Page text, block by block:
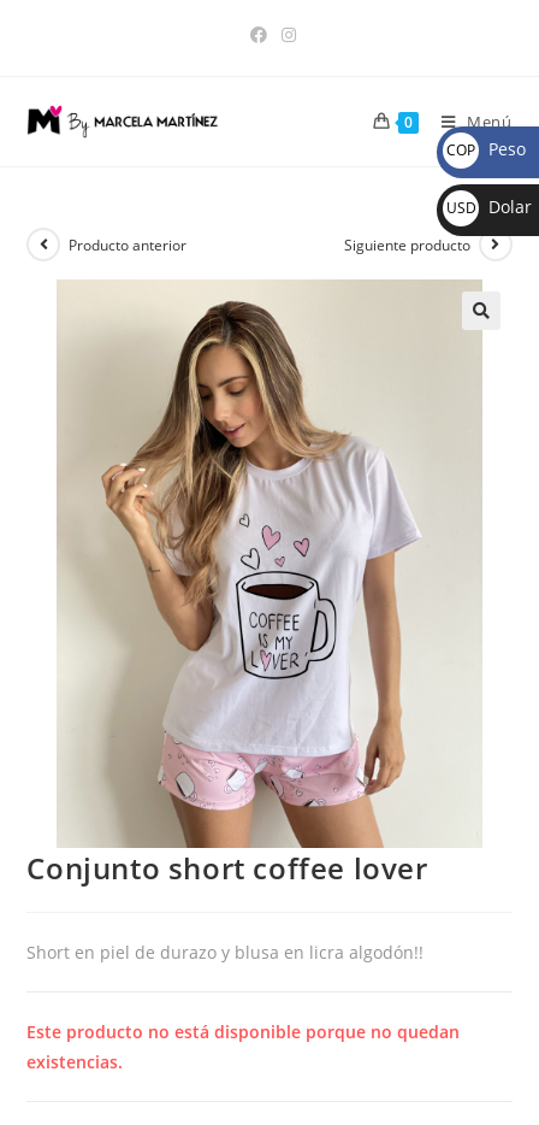
0 Menú
Producto anterior Siguiente producto
Conjunto short coffee lover
Short en piel de durazo y blusa en licra algodón!!
Este producto no está disponible porque no quedan
existencias.
COP
$
Peso
USD
$
Dolar